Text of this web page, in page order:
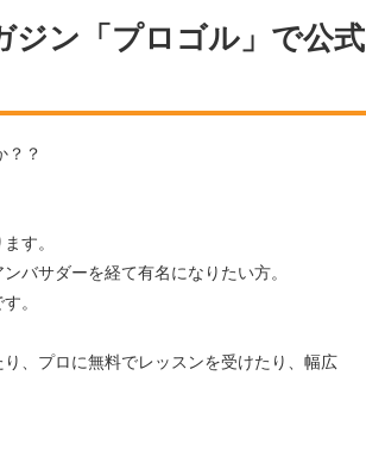
ン「プロゴル」で公式
？？
す。
バサダーを経て有名になりたい方。
。
、プロに無料でレッスンを受けたり、幅広